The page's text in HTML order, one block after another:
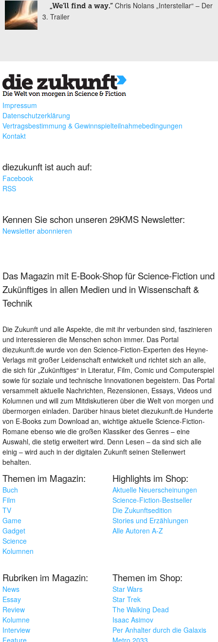
„We'll find a way.“ Chris Nolans „Interstellar“ – Der
3. Trailer
Impressum
Datenschutzerklärung
Vertragsbestimmung & Gewinnspielteilnahmebedingungen
Kontakt
diezukunft ist auch auf:
Facebook
RSS
Kennen Sie schon unseren 29KMS Newsletter:
Newsletter abonnieren
Das Magazin mit E-Book-Shop für Science-Fiction und
Zukünftiges in allen Medien und in Wissenschaft &
Technik
Die Zukunft und alle Aspekte, die mit ihr verbunden sind, faszinieren
und interessieren die Menschen schon immer. Das Portal
diezukunft.de wurde von den Science-Fiction-Experten des Heyne-
Verlags mit großer Leidenschaft entwickelt und richtet sich an alle,
die sich für „Zukünftiges“ in Literatur, Film, Comic und Computerspiel
sowie für soziale und technische Innovationen begeistern. Das Portal
versammelt aktuelle Nachrichten, Rezensionen, Essays, Videos und
Kolumnen und will zum Mitdiskutieren über die Welt von morgen und
übermorgen einladen. Darüber hinaus bietet diezukunft.de Hunderte
von E-Books zum Download an, wichtige aktuelle Science-Fiction-
Romane ebenso wie die großen Klassiker des Genres – eine
Auswahl, die stetig erweitert wird. Denn Lesen – da sind sich alle
einig – wird auch in der digitalen Zukunft seinen Stellenwert
behalten.
Themen im Magazin:
Buch
Film
TV
Game
Gadget
Science
Kolumnen
Highlights im Shop:
Aktuelle Neuerscheinungen
Science-Fiction-Bestseller
Die Zukunftsedition
Stories und Erzählungen
Alle Autoren A-Z
Rubriken im Magazin:
News
Essay
Review
Kolumne
Interview
Themen im Shop:
Star Wars
Star Trek
The Walking Dead
Isaac Asimov
Per Anhalter durch die Galaxis